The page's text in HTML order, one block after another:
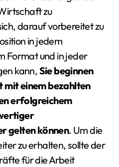
zu
darauf vorbereitet zu
in jedem
Format und in jeder
kann,Sie beginnen
mit einem bezahlten
erfolgreichem
gelten können. Um die
zu erhalten, sollte der
für die Arbeit